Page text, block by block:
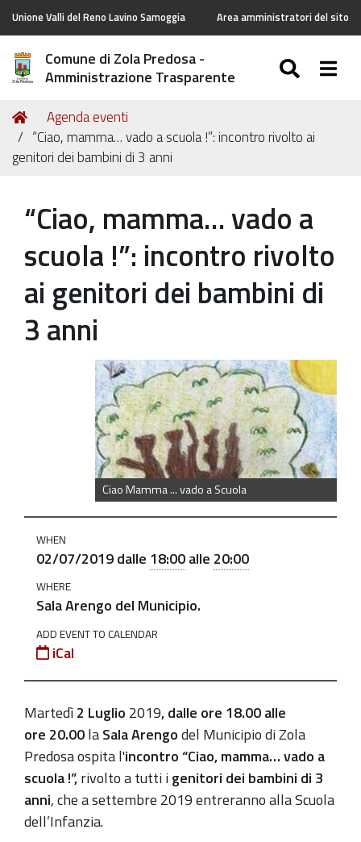
Unione Valli del Reno Lavino Samoggia Area amministratori del sito
Comune di Zola Predosa -
Amministrazione Trasparente
Tu
sei
qui:
Home
Agenda eventi
“Ciao, mamma… vado a scuola !”: incontro rivolto ai
genitori dei bambini di 3 anni
“Ciao, mamma… vado a
scuola !”: incontro rivolto
ai genitori dei bambini di
3 anni
Ciao Mamma ... vado a Scuola
https://old.comune.zolapredosa.bo.it/events/ciao-
vado
scuola
incontro
rivolto
ai
genitori
dei
bambini
di
3
anni
WHEN
02/07/2019dalle 18:00alle 20:00
WHERE
Sala Arengo del Municipio.
ADD EVENT TO CALENDAR
iCal
Martedì2 Luglio 2019, dalle ore 18.00 alle
ore 20.00laSala Arengodel Municipio di Zola
Predosa ospita l'incontro “Ciao, mamma… vado a
scuola !”,rivolto a tutti igenitori dei bambini di 3
anni, che a settembre 2019 entreranno alla Scuola
dell’Infanzia.